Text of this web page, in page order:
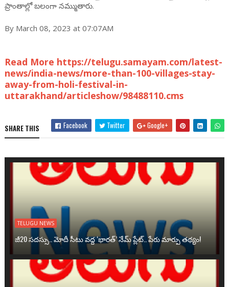
ప్రాంతాల్లో బలంగా నమ్ముతారు.
By March 08, 2023 at 07:07AM
Read More https://telugu.samayam.com/latest-
news/india-news/more-than-100-villages-stay-
away-from-holi-festival-in-
uttarakhand/articleshow/98488110.cms
SHARE THIS Facebook Twitter Google+
TELUGU NEWS
జీ20 సదస్సు.. మోదీ సీటు వద్ద ‘భారత్’ నేమ్ ప్లేట్‌.. పేరు మార్పు తథ్యం!